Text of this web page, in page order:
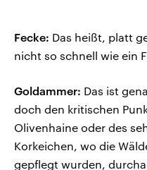
Fecke: Das heißt, platt
nicht so schnell wie ein
Goldammer: Das ist
doch den kritischen
Olivenhaine oder des
Korkeichen, wo die
gepflegt wurden,